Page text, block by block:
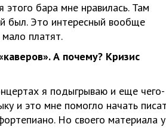
бара мне нравилась. Там
был. Это интересный вообще
платят.
А почему? Кризис
я подыгрываю и еще чего-
и это мне помогло начать
Но своего материала у